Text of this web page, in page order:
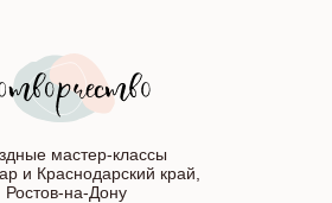
мастер-классы
и Краснодарский край,
Ростов-на-Дону